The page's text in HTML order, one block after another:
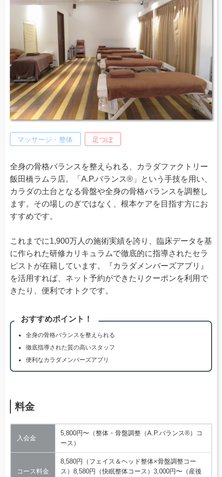
マッサージ・整体 足つぼ
全身の骨格バランスを整えられる、カラダファクトリー
飯田橋ラムラ店。「A.P.バランス®」という手技を用い、
カラダの土台となる骨盤や全身の骨格バランスを調整し
ます。その場しのぎではなく、根本ケアを目指す方にお
すすめです。
これまでに1,900万人の施術実績を誇り、臨床データを基
に作られた研修カリキュラムで徹底的に指導されたセラ
ピストが在籍しています。『カラダメンバーズアプリ』
を活用すれば、ネット予約ができたりクーポンを利用で
きたり、便利でオトクです。
おすすめポイント！
全身の骨格バランスを整えられる
徹底指導された質の高いスタッフ
便利なカラダメンバーズアプリ
料金
入会金
5,800円〜（整体・骨盤調整（A.P.バランス®）コ
ース）
コース料金
8,580円（フェイス＆ヘッド整体×骨盤調整コー
ス）8,580円（快眠整体コース）3,000円〜（産後